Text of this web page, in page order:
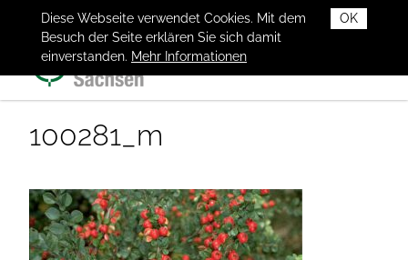
OK
Diese Webseite verwendet Cookies. Mit dem
Besuch der Seite erklären Sie sich damit
einverstanden. Mehr Informationen
100281_m